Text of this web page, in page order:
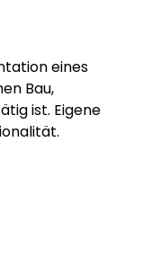
eines
Bau,
ist. Eigene